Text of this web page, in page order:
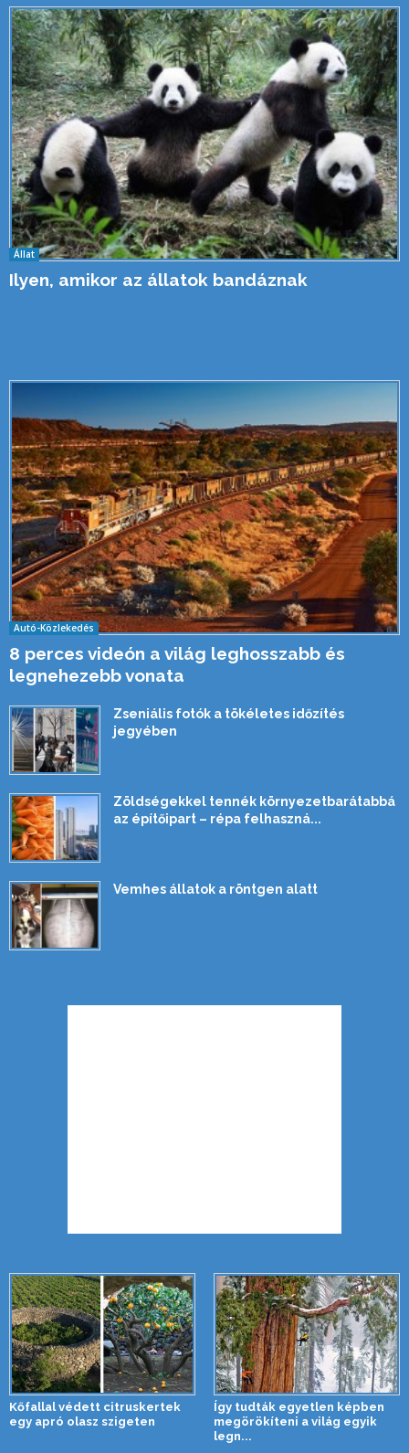
Állat
Ilyen, amikor az állatok bandáznak
Autó-Közlekedés
8 perces videón a világ leghosszabb és
legnehezebb vonata
Zseniális fotók a tökéletes időzítés
jegyében
Zöldségekkel tennék környezetbarátabbá
az építőipart – répa felhaszná...
Vemhes állatok a röntgen alatt
Kőfallal védett citruskertek
egy apró olasz szigeten
Így tudták egyetlen képben
megörökíteni a világ egyik
legn...